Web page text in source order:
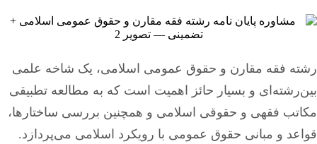
رشته فقه مقارن و حقوق عمومی اسلامی، یک شاخه علمی
بین‌رشته‌ای و بسیار حائز اهمیت است که به مطالعه تطبیقی
مکاتب فقهی و حقوقی اسلامی و همچنین بررسی ساختارها،
قواعد و مبانی حقوق عمومی با رویکرد اسلامی می‌پردازد.